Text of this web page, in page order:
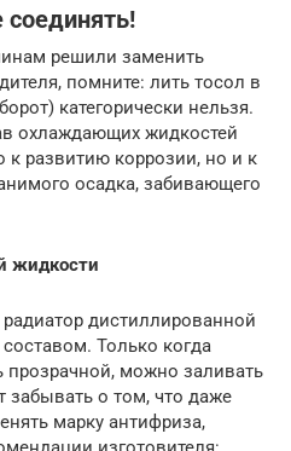
соединять!
решили заменить
помните: лить тосол в
категорически нельзя.
охлаждающих жидкостей
к развитию коррозии, но и к
осадка, забивающего
жидкости
дистиллированной
Только когда
прозрачной, можно заливать
забывать о том, что даже
марку антифриза,